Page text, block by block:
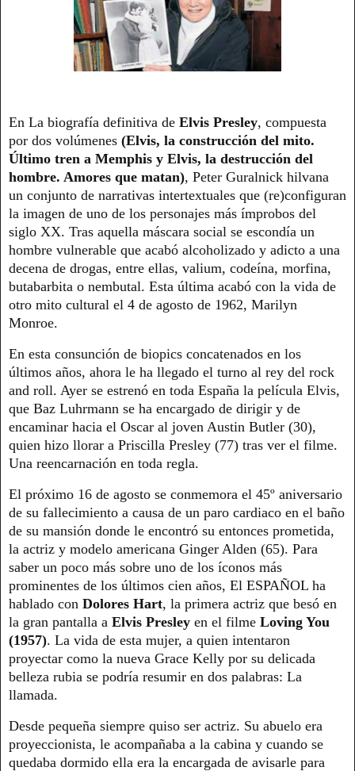
En La biografía definitiva de Elvis Presley, compuesta
por dos volúmenes (Elvis, la construcción del mito.
Último tren a Memphis y Elvis, la destrucción del
hombre. Amores que matan), Peter Guralnick hilvana
un conjunto de narrativas intertextuales que (re)configuran
la imagen de uno de los personajes más ímprobos del
siglo XX. Tras aquella máscara social se escondía un
hombre vulnerable que acabó alcoholizado y adicto a una
decena de drogas, entre ellas, valium, codeína, morfina,
butabarbita o nembutal. Esta última acabó con la vida de
otro mito cultural el 4 de agosto de 1962, Marilyn
Monroe.
En esta consunción de biopics concatenados en los
últimos años, ahora le ha llegado el turno al rey del rock
and roll. Ayer se estrenó en toda España la película Elvis,
que Baz Luhrmann se ha encargado de dirigir y de
encaminar hacia el Oscar al joven Austin Butler (30),
quien hizo llorar a Priscilla Presley (77) tras ver el filme.
Una reencarnación en toda regla.
El próximo 16 de agosto se conmemora el 45º aniversario
de su fallecimiento a causa de un paro cardiaco en el baño
de su mansión donde le encontró su entonces prometida,
la actriz y modelo americana Ginger Alden (65). Para
saber un poco más sobre uno de los íconos más
prominentes de los últimos cien años, El ESPAÑOL ha
hablado con Dolores Hart, la primera actriz que besó en
la gran pantalla a Elvis Presley en el filme Loving You
(1957). La vida de esta mujer, a quien intentaron
proyectar como la nueva Grace Kelly por su delicada
belleza rubia se podría resumir en dos palabras: La
llamada.
Desde pequeña siempre quiso ser actriz. Su abuelo era
proyeccionista, le acompañaba a la cabina y cuando se
quedaba dormido ella era la encargada de avisarle para